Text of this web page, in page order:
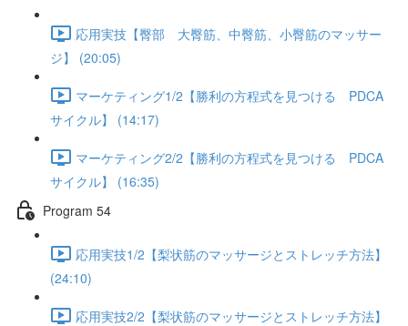
応用実技【臀部 大臀筋、中臀筋、小臀筋のマッサー
ジ】 (20:05)
マーケティング1/2【勝利の方程式を見つける PDCA
サイクル】 (14:17)
マーケティング2/2【勝利の方程式を見つける PDCA
サイクル】 (16:35)
Program 54
応用実技1/2【梨状筋のマッサージとストレッチ方法】
(24:10)
応用実技2/2【梨状筋のマッサージとストレッチ方法】